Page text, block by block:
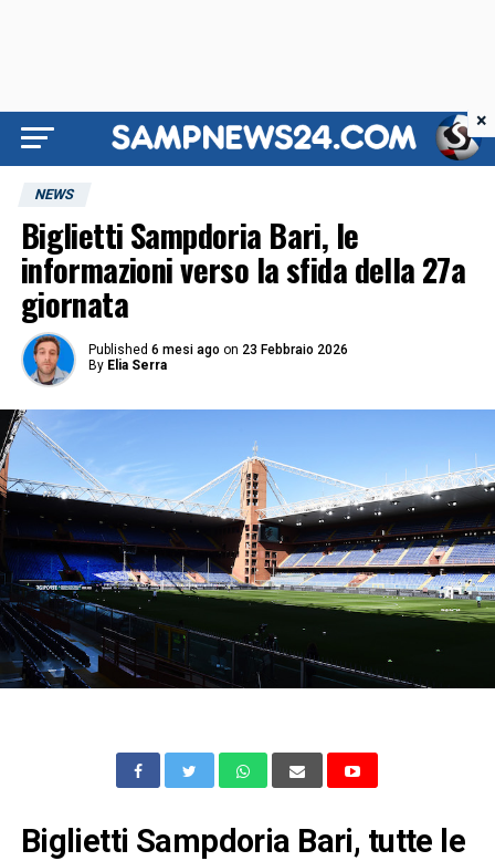
NEWS
Biglietti Sampdoria Bari, le
informazioni verso la sfida della 27a
giornata
Published 6 mesi ago on 23 Febbraio 2026
By Elia Serra
Biglietti Sampdoria Bari, tutte le
×